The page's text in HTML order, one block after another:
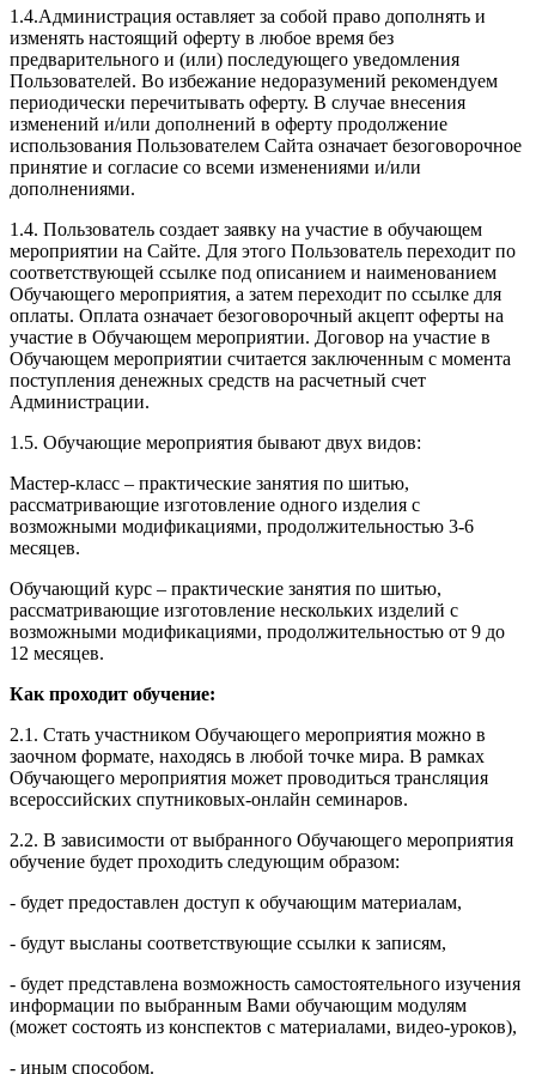
1.4.Администрация оставляет за собой право дополнять и
изменять настоящий оферту в любое время без
предварительного и (или) последующего уведомления
Пользователей. Во избежание недоразумений рекомендуем
периодически перечитывать оферту. В случае внесения
изменений и/или дополнений в оферту продолжение
использования Пользователем Сайта означает безоговорочное
принятие и согласие со всеми изменениями и/или
дополнениями.
1.4. Пользователь создает заявку на участие в обучающем
мероприятии на Сайте. Для этого Пользователь переходит по
соответствующей ссылке под описанием и наименованием
Обучающего мероприятия, а затем переходит по ссылке для
оплаты. Оплата означает безоговорочный акцепт оферты на
участие в Обучающем мероприятии. Договор на участие в
Обучающем мероприятии считается заключенным с момента
поступления денежных средств на расчетный счет
Администрации.
1.5. Обучающие мероприятия бывают двух видов:
Мастер-класс – практические занятия по шитью,
рассматривающие изготовление одного изделия с
возможными модификациями, продолжительностью 3-6
месяцев.
Обучающий курс – практические занятия по шитью,
рассматривающие изготовление нескольких изделий с
возможными модификациями, продолжительностью от 9 до
12 месяцев.
Как проходит обучение:
2.1. Стать участником Обучающего мероприятия можно в
заочном формате, находясь в любой точке мира. В рамках
Обучающего мероприятия может проводиться трансляция
всероссийских спутниковых-онлайн семинаров.
2.2. В зависимости от выбранного Обучающего мероприятия
обучение будет проходить следующим образом:
- будет предоставлен доступ к обучающим материалам,
- будут высланы соответствующие ссылки к записям,
- будет представлена возможность самостоятельного изучения
информации по выбранным Вами обучающим модулям
(может состоять из конспектов с материалами, видео-уроков),
- иным способом.